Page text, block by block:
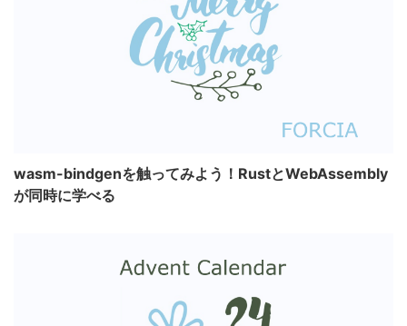
wasm-bindgenを触ってみよう！RustとWebAssembly
が同時に学べる